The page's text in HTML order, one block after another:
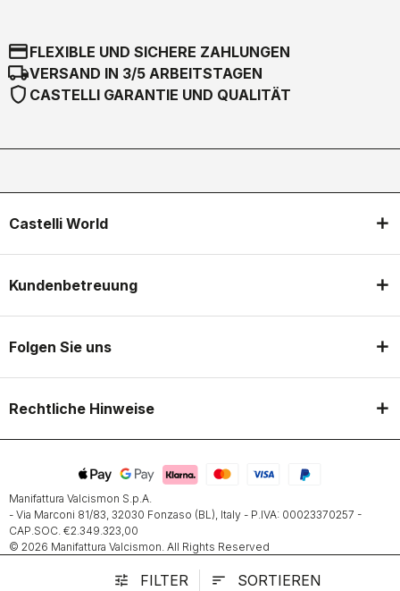
tune FILTER sort SORTIEREN
credit_cardFLEXIBLE UND SICHERE ZAHLUNGEN
local_shippingVERSAND IN 3/5 ARBEITSTAGEN
shield CASTELLI GARANTIE UND QUALITÄT
Castelli World
Kundenbetreuung
Folgen Sie uns
Rechtliche Hinweise
Manifattura Valcismon S.p.A.
- Via Marconi 81/83, 32030 Fonzaso (BL), Italy - P.IVA: 00023370257 -
CAP.SOC. €2.349.323,00
© 2026 Manifattura Valcismon. All Rights Reserved